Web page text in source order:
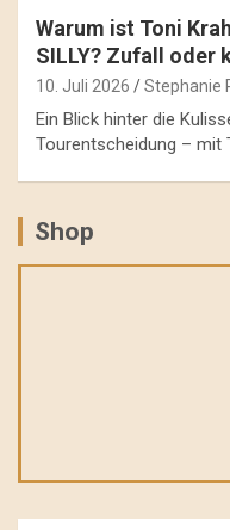
Warum ist Toni
SILLY? Zufall oder
10. Juli 2026 Stephanie
Ein Blick hinter die
Tourentscheidung – mit
Shop